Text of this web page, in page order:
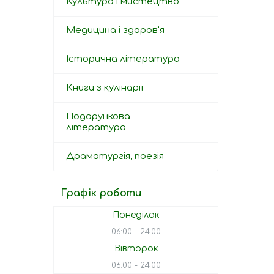
Медицина і здоров'я
Історична література
Книги з кулінарії
Подарункова
література
Драматургія, поезія
Графік роботи
Понеділок
06:00 24:00
Вівторок
06:00 24:00